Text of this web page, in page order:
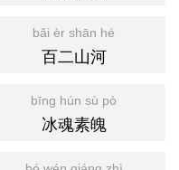
bǎi èr shān hé
百二山河
bīng hún sù pò
冰魂素魄